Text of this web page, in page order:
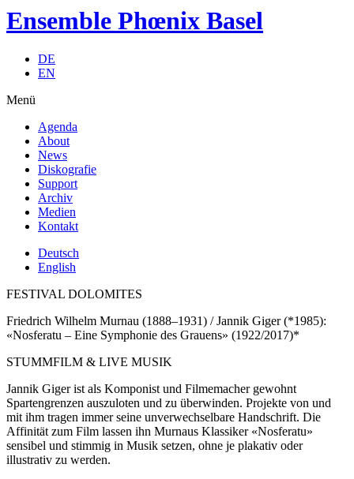
Ensemble Phœnix Basel
DE
EN
Menü
Agenda
About
News
Diskografie
Support
Archiv
Medien
Kontakt
Deutsch
English
FESTIVAL DOLOMITES
Friedrich Wilhelm Murnau (1888–1931) / Jannik Giger (*1985):
«Nosferatu – Eine Symphonie des Grauens» (1922/2017)*
STUMMFILM & LIVE MUSIK
Jannik Giger ist als Komponist und Filmemacher gewohnt
Spartengrenzen auszuloten und zu überwinden. Projekte von und
mit ihm tragen immer seine unverwechselbare Handschrift. Die
Affinität zum Film lassen ihn Murnaus Klassiker «Nosferatu»
sensibel und stimmig in Musik setzen, ohne je plakativ oder
illustrativ zu werden.